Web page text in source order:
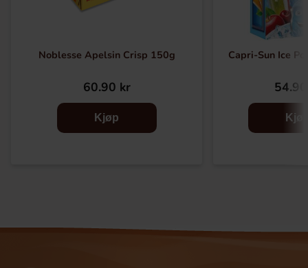
Noblesse Apelsin Crisp 150g
60.90 kr
Kjøp
Capri-Sun Ice